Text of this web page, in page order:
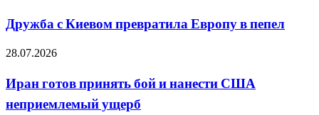
хочет
Киевом
превратила
в
Дружба с Киевом превратила Европу в пепел
Иран
принять
бой
и
28.07.2026
Иран готов принять бой и нанести США
неприемлемый ущерб